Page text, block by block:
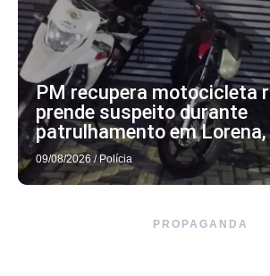
PM recupera motocicleta
prende suspeito durante
patrulhamento em Lorena,
09/08/2026 / Polícia
PROPAGANDA